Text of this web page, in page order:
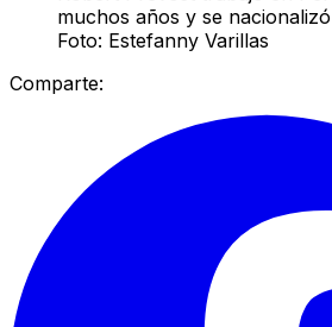
muchos años y se
Foto: Estefanny Varillas
Comparte: